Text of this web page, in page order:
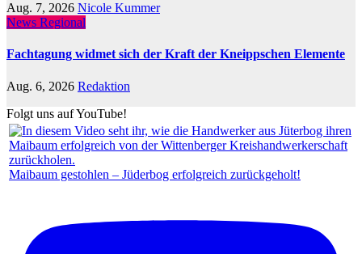
Aug. 7, 2026 Nicole Kummer
News Regional
Fachtagung widmet sich der Kraft der Kneippschen Elemente
Aug. 6, 2026 Redaktion
Folgt uns auf YouTube!
Maibaum gestohlen – Jüderbog erfolgreich zurückgeholt!